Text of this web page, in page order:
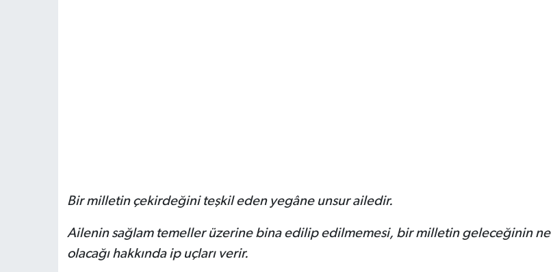
Bir milletin çekirdeğini teşkil eden yegâne unsur ailedir.
Ailenin sağlam temeller üzerine bina edilip edilmemesi, bir milletin geleceğinin ne
olacağı hakkında ip uçları verir.